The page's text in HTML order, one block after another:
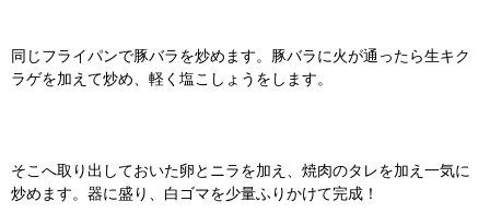
同じフライパンで豚バラを炒めます。豚バラに火が通ったら生キク
ラゲを加えて炒め、軽く塩こしょうをします。
そこへ取り出しておいた卵とニラを加え、焼肉のタレを加え一気に
炒めます。器に盛り、白ゴマを少量ふりかけて完成！